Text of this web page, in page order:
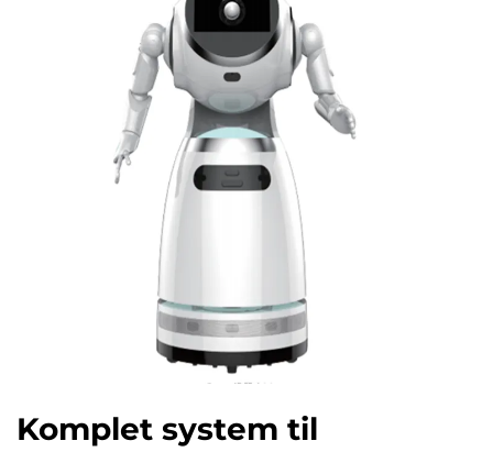
Komplet system til